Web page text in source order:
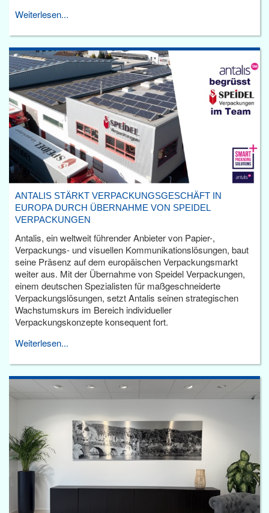
Weiterlesen...
ANTALIS STÄRKT VERPACKUNGSGESCHÄFT IN
EUROPA DURCH ÜBERNAHME VON SPEIDEL
VERPACKUNGEN
Antalis, ein weltweit führender Anbieter von Papier-,
Verpackungs- und visuellen Kommunikationslösungen, baut
seine Präsenz auf dem europäischen Verpackungsmarkt
weiter aus. Mit der Übernahme von Speidel Verpackungen,
einem deutschen Spezialisten für maßgeschneiderte
Verpackungslösungen, setzt Antalis seinen strategischen
Wachstumskurs im Bereich individueller
Verpackungskonzepte konsequent fort.
Weiterlesen...